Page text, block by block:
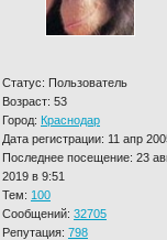
Статус: Пользователь
Возраст: 53
Город: Краснодар
Дата регистрации: 11 апр
Последнее посещение: 23
2019 в 9:51
Тем: 100
Сообщений: 32705
Репутация: 798